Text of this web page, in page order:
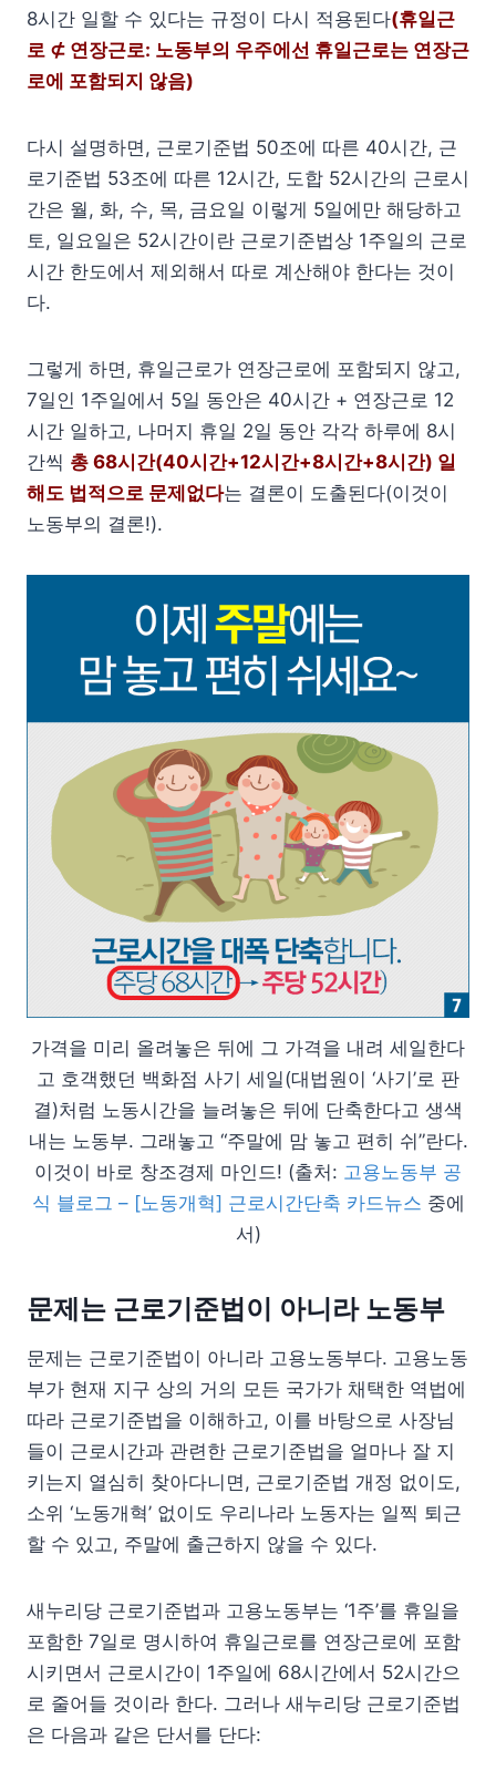
8시간 일할 수 있다는 규정이 다시 적용된다(휴일근
로 ⊄ 연장근로: 노동부의 우주에선 휴일근로는 연장근
로에 포함되지 않음)
다시 설명하면, 근로기준법 50조에 따른 40시간, 근
로기준법 53조에 따른 12시간, 도합 52시간의 근로시
간은 월, 화, 수, 목, 금요일 이렇게 5일에만 해당하고
토, 일요일은 52시간이란 근로기준법상 1주일의 근로
시간 한도에서 제외해서 따로 계산해야 한다는 것이
다.
그렇게 하면, 휴일근로가 연장근로에 포함되지 않고,
7일인 1주일에서 5일 동안은 40시간 + 연장근로 12
시간 일하고, 나머지 휴일 2일 동안 각각 하루에 8시
간씩 총 68시간(40시간+12시간+8시간+8시간) 일
해도 법적으로 문제없다는 결론이 도출된다(이것이
노동부의 결론!).
가격을 미리 올려놓은 뒤에 그 가격을 내려 세일한다
고 호객했던 백화점 사기 세일(대법원이 ‘사기’로 판
결)처럼 노동시간을 늘려놓은 뒤에 단축한다고 생색
내는 노동부. 그래놓고 “주말에 맘 놓고 편히 쉬”란다.
이것이 바로 창조경제 마인드! (출처: 고용노동부 공
식 블로그 – [노동개혁] 근로시간단축 카드뉴스 중에
서)
문제는 근로기준법이 아니라 노동부
문제는 근로기준법이 아니라 고용노동부다. 고용노동
부가 현재 지구 상의 거의 모든 국가가 채택한 역법에
따라 근로기준법을 이해하고, 이를 바탕으로 사장님
들이 근로시간과 관련한 근로기준법을 얼마나 잘 지
키는지 열심히 찾아다니면, 근로기준법 개정 없이도,
소위 ‘노동개혁’ 없이도 우리나라 노동자는 일찍 퇴근
할 수 있고, 주말에 출근하지 않을 수 있다.
새누리당 근로기준법과 고용노동부는 ‘1주’를 휴일을
포함한 7일로 명시하여 휴일근로를 연장근로에 포함
시키면서 근로시간이 1주일에 68시간에서 52시간으
로 줄어들 것이라 한다. 그러나 새누리당 근로기준법
은 다음과 같은 단서를 단다: